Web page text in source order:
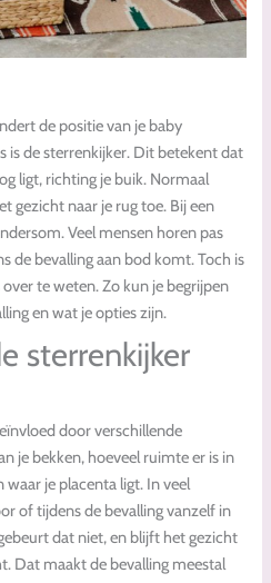
de positie van je baby
is de sterrenkijker. Dit betekent dat
ligt, richting je buik. Normaal
gezicht naar je rug toe. Bij een
Veel mensen horen pas
de bevalling aan bod komt. Toch is
te weten. Zo kun je begrijpen
en wat je opties zijn.
sterrenkijker
door verschillende
je bekken, hoeveel ruimte er is in
waar je placenta ligt. In veel
of tijdens de bevalling vanzelf in
dat niet, en blijft het gezicht
Dat maakt de bevalling meestal